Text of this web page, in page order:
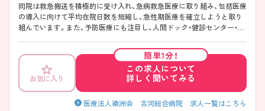
同院は救急搬送を積極的に受け入れ、急病救急医療に取り組み、包括医療
の導入に向けて平均在院日数を短縮し、急性期医療を確立しようと取り
組んでいます。また、予防医療にも注目し、人間ドック・健診センター・出
し、合計234床となりました。 ご興味ある方には、面接対策ポイントな
ど、さらに詳細をお話しいたしますのでお気軽にご相談ください。
お気に入り
簡単1分！
この求人について
詳しく聞いてみる
医療法人徳洲会 古河総合病院 求人一覧はこちら